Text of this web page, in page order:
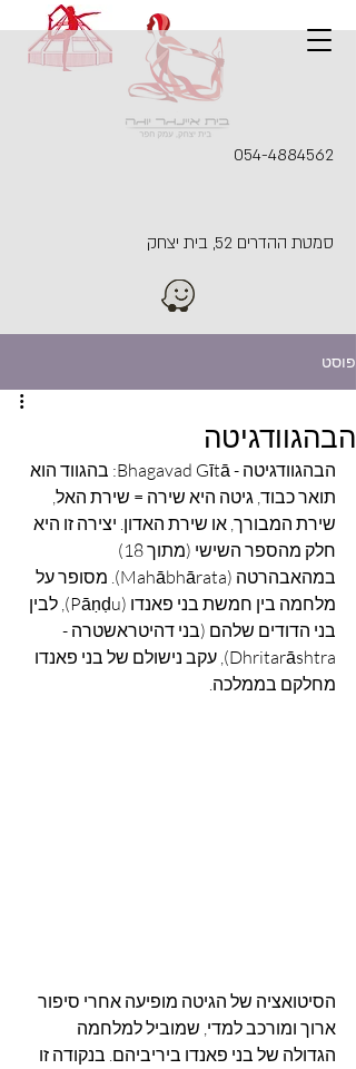
054-4884562
סמטת ההדרים 52, בית יצחק
פוסט
הבהגוודגיטה
הבהגוודגיטה - Bhagavad Gītā: בהגווד הוא
תואר כבוד, גיטה היא שירה = שירת האל,
שירת המבורך, או שירת האדון. יצירה זו היא
חלק מהספר השישי (מתוך 18)
במהאבהרטה (Mahābhārata). מסופר על
מלחמה בין חמשת בני פאנדו (Pāṇḍu), לבין
בני הדודים שלהם (בני דהיטראשטרה -
Dhritarāshtra), עקב נישולם של בני פאנדו
מחלקם בממלכה.
הסיטואציה של הגיטה מופיעה אחרי סיפור
ארוך ומורכב למדי, שמוביל למלחמה
הגדולה של בני פאנדו ביריביהם. בנקודה זו